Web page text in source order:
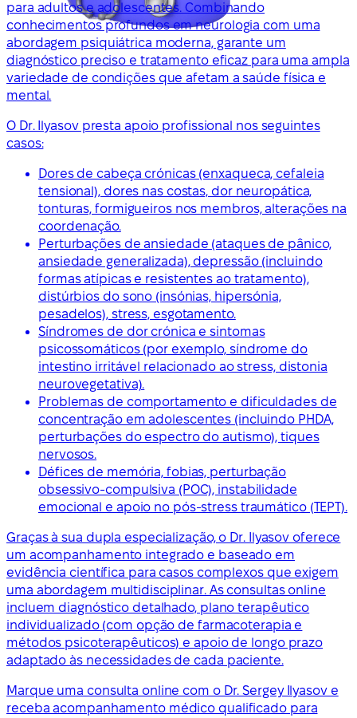
para adultos e adolescentes. Combinando
conhecimentos profundos em neurologia com uma
abordagem psiquiátrica moderna, garante um
diagnóstico preciso e tratamento eficaz para uma ampla
variedade de condições que afetam a saúde física e
mental.
O Dr. Ilyasov presta apoio profissional nos seguintes
casos:
Dores de cabeça crónicas (enxaqueca, cefaleia
tensional), dores nas costas, dor neuropática,
tonturas, formigueiros nos membros, alterações na
coordenação.
Perturbações de ansiedade (ataques de pânico,
ansiedade generalizada), depressão (incluindo
formas atípicas e resistentes ao tratamento),
distúrbios do sono (insónias, hipersónia,
pesadelos), stress, esgotamento.
Síndromes de dor crónica e sintomas
psicossomáticos (por exemplo, síndrome do
intestino irritável relacionado ao stress, distonia
neurovegetativa).
Problemas de comportamento e dificuldades de
concentração em adolescentes (incluindo PHDA,
perturbações do espectro do autismo), tiques
nervosos.
Défices de memória, fobias, perturbação
obsessivo-compulsiva (POC), instabilidade
emocional e apoio no pós-stress traumático (TEPT).
Graças à sua dupla especialização, o Dr. Ilyasov oferece
um acompanhamento integrado e baseado em
evidência científica para casos complexos que exigem
uma abordagem multidisciplinar. As consultas online
incluem diagnóstico detalhado, plano terapêutico
individualizado (com opção de farmacoterapia e
métodos psicoterapêuticos) e apoio de longo prazo
adaptado às necessidades de cada paciente.
Marque uma consulta online com o Dr. Sergey Ilyasov e
receba acompanhamento médico qualificado para